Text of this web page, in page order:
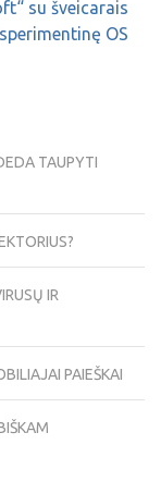
su šveicarais
OS
TAUPYTI
IR
PAIEŠKAI